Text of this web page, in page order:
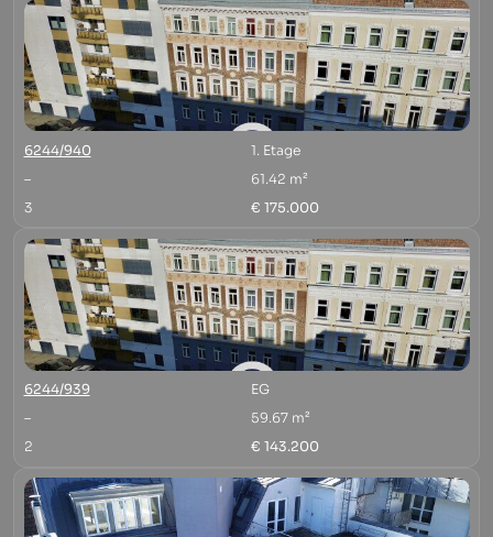
6244/940
1. Etage
–
61.42 m²
3
€ 175.000
6244/939
EG
–
59.67 m²
2
€ 143.200